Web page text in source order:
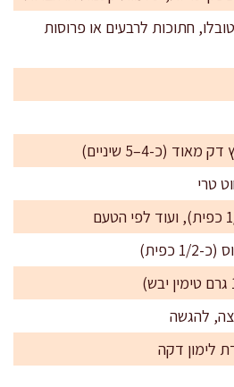
חתוכות לרבעים או פרוסות